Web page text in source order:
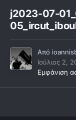
j2023-07-
Από
Ιούλιος 2,
Εμφάνιση